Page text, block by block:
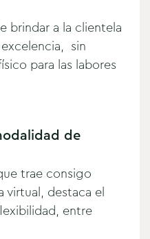
brindar a la clientela
sin
para las labores
de
trae consigo
virtual, destaca el
entre